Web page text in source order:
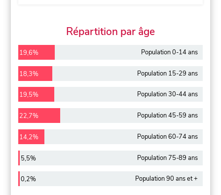
Répartition par âge
19,6% Population 0-14 ans
18,3% Population 15-29 ans
19,5% Population 30-44 ans
22,7% Population 45-59 ans
14,2% Population 60-74 ans
5,5% Population 75-89 ans
0,2% Population 90 ans et +